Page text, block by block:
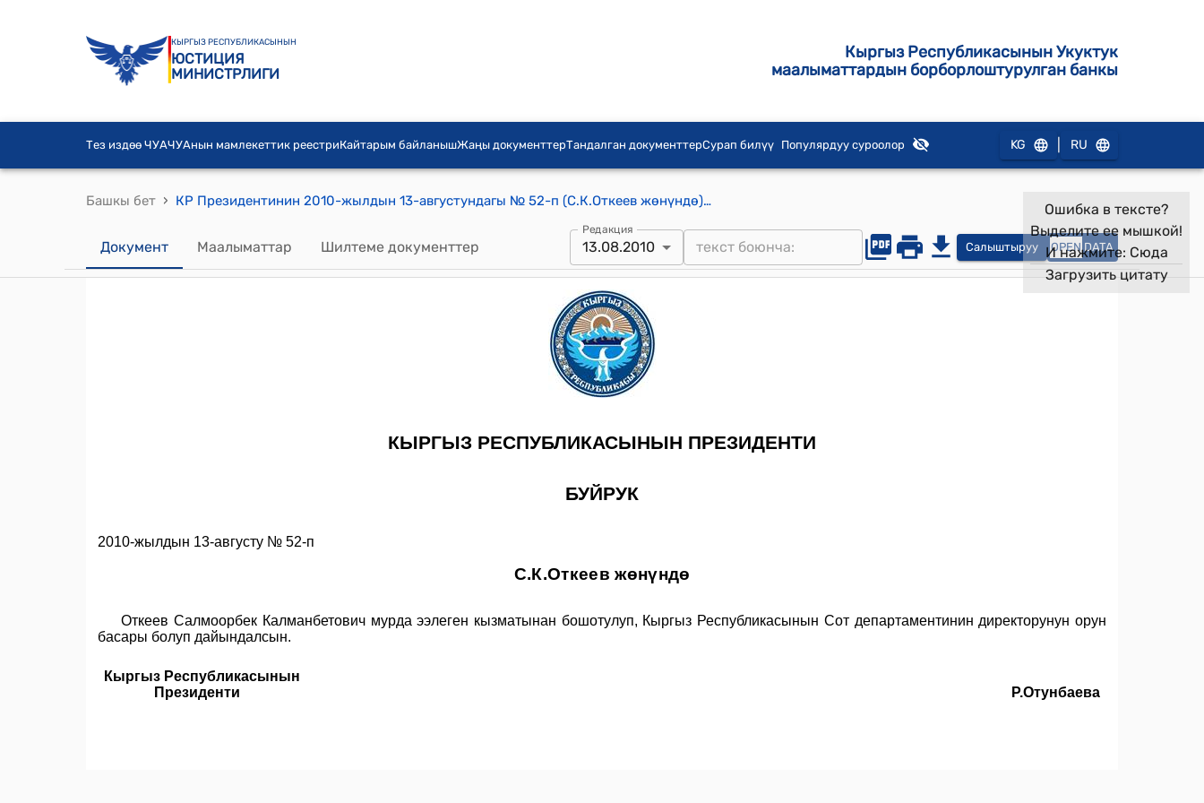
КЫРГЫЗ РЕСПУБЛИКАСЫНЫН
ЮСТИЦИЯ
МИНИСТРЛИГИ
Кыргыз Республикасынын Укуктук
маалыматтардын борборлоштурулган банкы
Тез издөө ЧУАЧУАнын мамлекеттик реестриКайтарым байланышЖаңы документтерТандалган документтерСурап билүү Популярдуу суроолор KG RU
Башкы бет › КР Президентинин 2010-жылдын 13-августундагы № 52-п (С.К.Откеев жөнүндө) буйругу
Документ Маалыматтар Шилтеме документтер
Редакция
13.08.2010 Салыштыруу OPEN DATA
Ошибка в тексте?
Выделите ее мышкой!
И нажмите: Сюда
Загрузить цитату